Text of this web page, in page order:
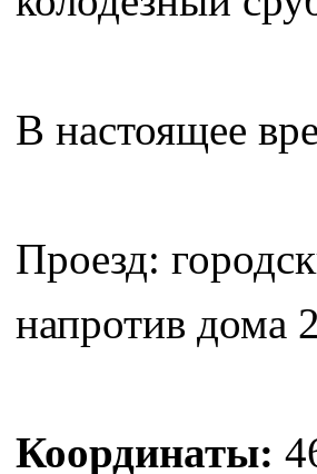
В настоящее
Проезд:
напротив дома
Координаты: